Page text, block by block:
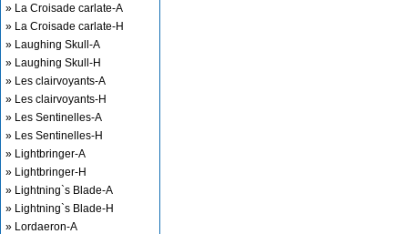
» La Croisade carlate-A
» La Croisade carlate-H
» Laughing Skull-A
» Laughing Skull-H
» Les clairvoyants-A
» Les clairvoyants-H
» Les Sentinelles-A
» Les Sentinelles-H
» Lightbringer-A
» Lightbringer-H
» Lightning`s Blade-A
» Lightning`s Blade-H
» Lordaeron-A